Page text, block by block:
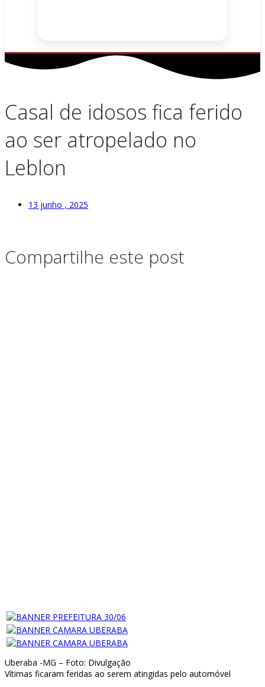
Casal de idosos fica ferido
ao ser atropelado no
Leblon
13 junho , 2025
Compartilhe este post
Uberaba -MG – Foto: Divulgação
Vítimas ficaram feridas ao serem atingidas pelo automóvel